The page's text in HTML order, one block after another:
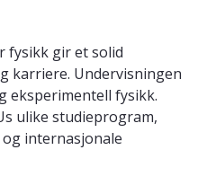
fysikk gir et solid
karriere. Undervisningen
eksperimentell fysikk.
ulike studieprogram,
internasjonale